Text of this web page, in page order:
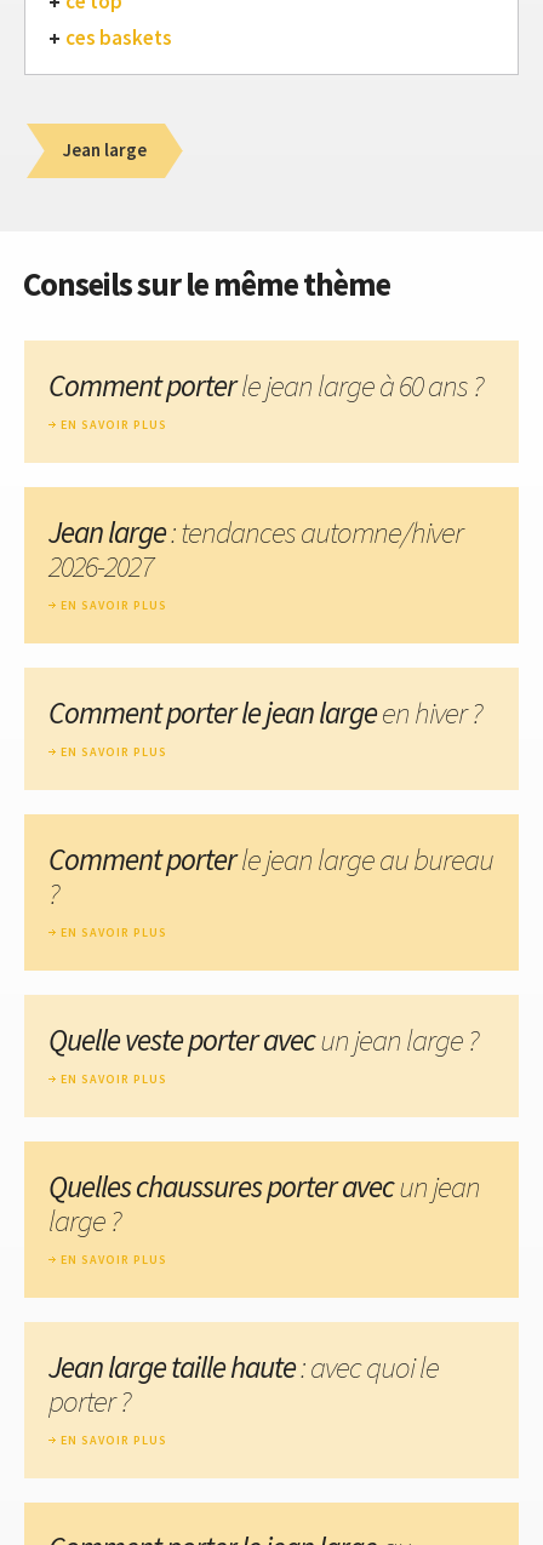
ces baskets
Jean large
Conseils sur le même thème
Comment porterle jean large à 60 ans ?
EN SAVOIR PLUS
Jean large: tendances automne/hiver
2026-2027
EN SAVOIR PLUS
Comment porter le jean largeen hiver ?
EN SAVOIR PLUS
Comment porterle jean large au bureau
?
EN SAVOIR PLUS
Quelle veste porter avecun jean large ?
EN SAVOIR PLUS
Quelles chaussures porter avecun jean
large ?
EN SAVOIR PLUS
Jean large taille haute: avec quoi le
porter ?
EN SAVOIR PLUS